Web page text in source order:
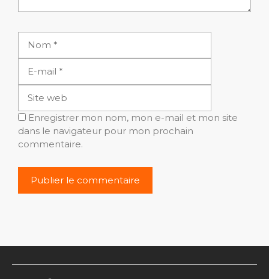
Enregistrer mon nom, mon e-mail et mon site
dans le navigateur pour mon prochain
commentaire.